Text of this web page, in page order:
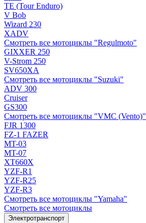
TE (Tour Enduro)
V Bob
Wizard 230
XADV
Смотреть все мотоциклы "Regulmoto"
GIXXER 250
V-Strom 250
SV650XA
Смотреть все мотоциклы "Suzuki"
ADV 300
Cruiser
GS300
Смотреть все мотоциклы "VMC (Vento)"
FJR 1300
FZ-1 FAZER
MT-03
MT-07
XT660X
YZF-R1
YZF-R25
YZF-R3
Смотреть все мотоциклы "Yamaha"
Смотреть все мотоциклы
Электротранспорт